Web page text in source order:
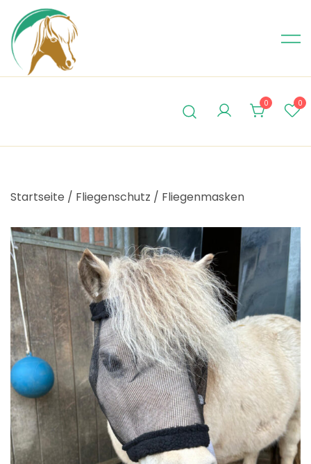
content
0 0
Startseite / Fliegenschutz / Fliegenmasken